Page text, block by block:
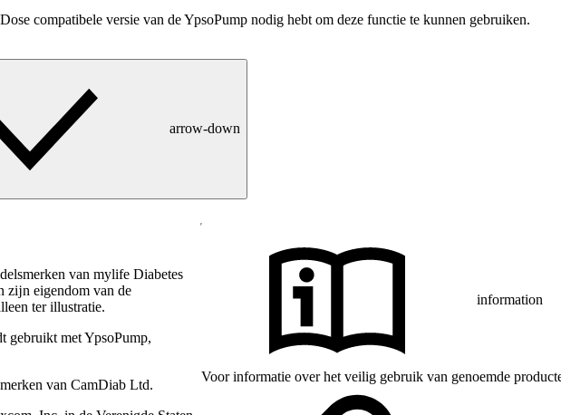
compatibele versie van de YpsoPump nodig hebt om deze functie te kunnen gebruiken.
arrow-down
van mylife Diabetes
zĳn eigendom van de
ter illustratie.
gebruikt met YpsoPump,
van CamDiab Ltd.
information
Voor informatie over het veilig gebruik van genoemde